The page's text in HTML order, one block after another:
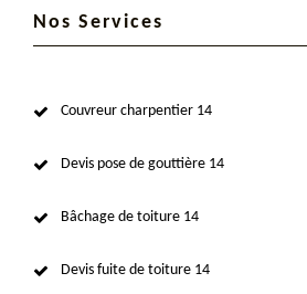
Nos Services
Couvreur charpentier 14
Devis pose de gouttière 14
Bâchage de toiture 14
Devis fuite de toiture 14